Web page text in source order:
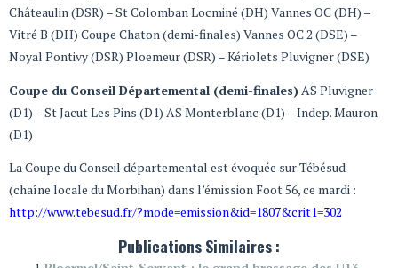
Châteaulin (DSR) – St Colomban Locminé (DH) Vannes OC (DH) –
Vitré B (DH) Coupe Chaton (demi-finales) Vannes OC 2 (DSE) –
Noyal Pontivy (DSR) Ploemeur (DSR) – Kériolets Pluvigner (DSE)
Coupe du Conseil Départemental (demi-finales) AS Pluvigner
(D1) – St Jacut Les Pins (D1) AS Monterblanc (D1) – Indep. Mauron
(D1)
La Coupe du Conseil départemental est évoquée sur Tébésud
(chaîne locale du Morbihan) dans l’émission Foot 56, ce mardi :
http://www.tebesud.fr/?mode=emission&id=1807&crit1=302
Publications Similaires :